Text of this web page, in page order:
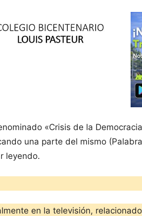
«Crisis de la
una parte del mismo
leyendo.
en la televisión,